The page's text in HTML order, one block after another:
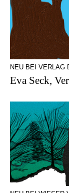
NEU BEI VERLAG
Eva Seck,